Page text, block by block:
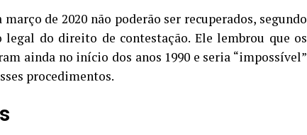
de 2020 não poderão ser recuperados, segundo
legal do direito de contestação. Ele lembrou que os
ainda no início dos anos 1990 e seria “impossível”
procedimentos.